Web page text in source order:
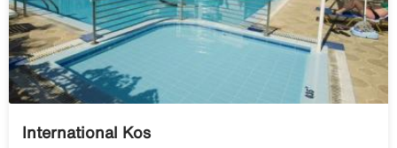
International Kos